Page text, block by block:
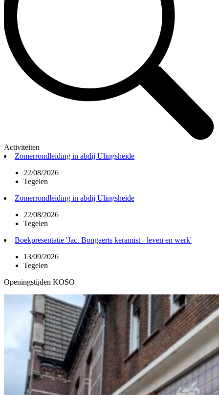
Activiteiten
Zomerrondleiding in abdij Ulingsheide
22/08/2026
Tegelen
Zomerrondleiding in abdij Ulingsheide
22/08/2026
Tegelen
Boekpresentatie 'Jac. Bongaerts keramist - leven en werk'
13/09/2026
Tegelen
Openingstijden KOSO